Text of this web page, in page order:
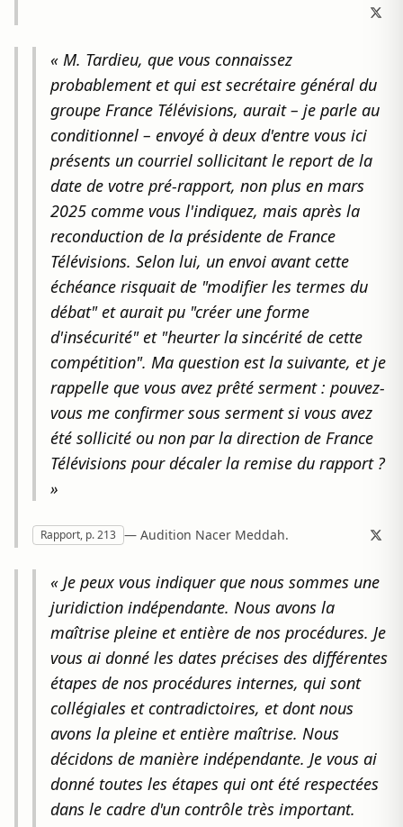
« M. Tardieu, que vous connaissez
probablement et qui est secrétaire général du
groupe France Télévisions, aurait – je parle au
conditionnel – envoyé à deux d'entre vous ici
présents un courriel sollicitant le report de la
date de votre pré-rapport, non plus en mars
2025 comme vous l'indiquez, mais après la
reconduction de la présidente de France
Télévisions. Selon lui, un envoi avant cette
échéance risquait de "modifier les termes du
débat" et aurait pu "créer une forme
d'insécurité" et "heurter la sincérité de cette
compétition". Ma question est la suivante, et je
rappelle que vous avez prêté serment : pouvez-
vous me confirmer sous serment si vous avez
été sollicité ou non par la direction de France
Télévisions pour décaler la remise du rapport ?
»
Rapport, p. 213 — Audition Nacer Meddah.
« Je peux vous indiquer que nous sommes une
juridiction indépendante. Nous avons la
maîtrise pleine et entière de nos procédures. Je
vous ai donné les dates précises des différentes
étapes de nos procédures internes, qui sont
collégiales et contradictoires, et dont nous
avons la pleine et entière maîtrise. Nous
décidons de manière indépendante. Je vous ai
donné toutes les étapes qui ont été respectées
dans le cadre d'un contrôle très important.